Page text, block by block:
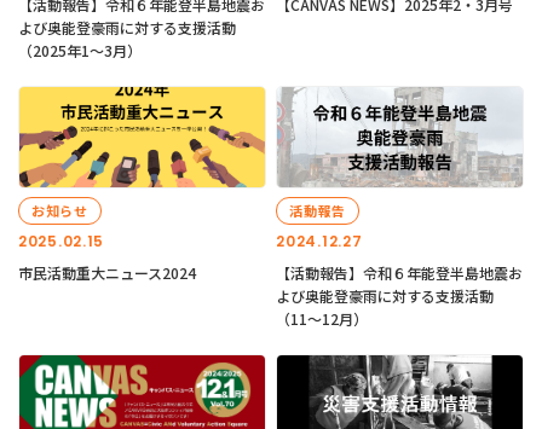
【活動報告】令和６年能登半島地震お
よび奥能登豪雨に対する支援活動
（2025年1〜3月）
【CANVAS NEWS】2025年2・3月号
2025.02.15
お知らせ
市民活動重大ニュース2024
2024.12.27
活動報告
【活動報告】令和６年能登半島地震お
よび奥能登豪雨に対する支援活動
（11〜12月）